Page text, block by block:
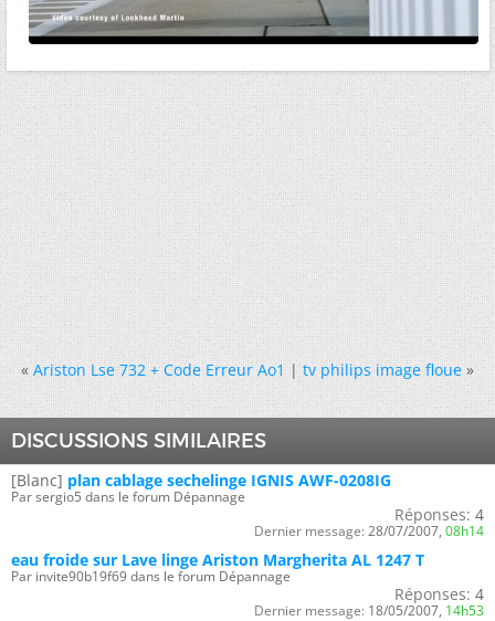
« Ariston Lse 732 + Code Erreur Ao1|tv philips image floue »
DISCUSSIONS SIMILAIRES
[Blanc] plan cablage sechelinge IGNIS AWF-0208IG
Par sergio5 dans le forum Dépannage
Réponses: 4
Dernier message: 28/07/2007, 08h14
eau froide sur Lave linge Ariston Margherita AL 1247 T
Par invite90b19f69 dans le forum Dépannage
Réponses: 4
Dernier message: 18/05/2007, 14h53